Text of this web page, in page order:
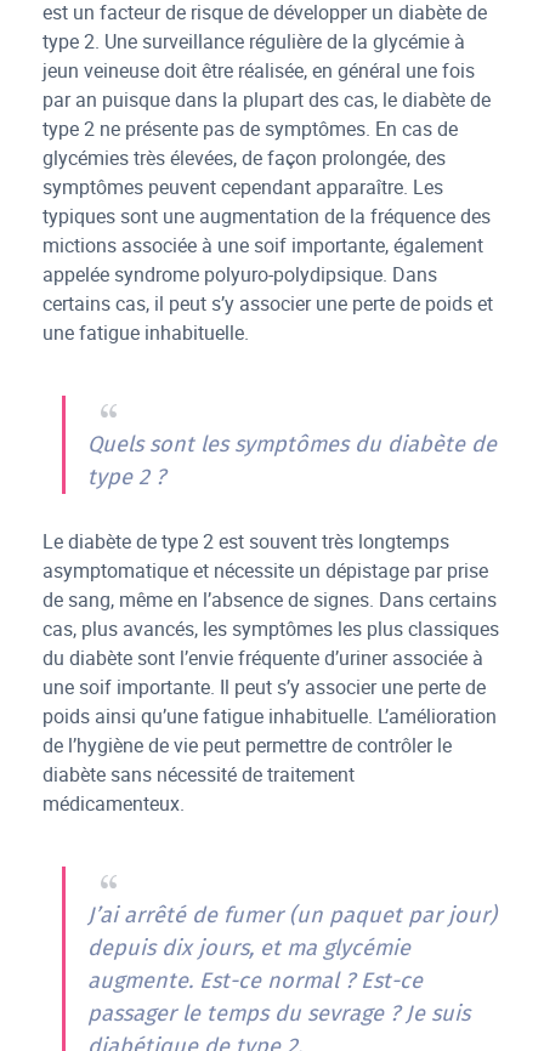
est un facteur de risque de développer un diabète de
type 2. Une surveillance régulière de la glycémie à
jeun veineuse doit être réalisée, en général une fois
par an puisque dans la plupart des cas, le diabète de
type 2 ne présente pas de symptômes. En cas de
glycémies très élevées, de façon prolongée, des
symptômes peuvent cependant apparaître. Les
typiques sont une augmentation de la fréquence des
mictions associée à une soif importante, également
appelée syndrome polyuro-polydipsique. Dans
certains cas, il peut s’y associer une perte de poids et
une fatigue inhabituelle.
Quels sont les symptômes du diabète de
type 2 ?
Le diabète de type 2 est souvent très longtemps
asymptomatique et nécessite un dépistage par prise
de sang, même en l’absence de signes. Dans certains
cas, plus avancés, les symptômes les plus classiques
du diabète sont l’envie fréquente d’uriner associée à
une soif importante. Il peut s’y associer une perte de
poids ainsi qu’une fatigue inhabituelle. L’amélioration
de l’hygiène de vie peut permettre de contrôler le
diabète sans nécessité de traitement
médicamenteux.
J’ai arrêté de fumer (un paquet par jour)
depuis dix jours, et ma glycémie
augmente. Est-ce normal ? Est-ce
passager le temps du sevrage ? Je suis